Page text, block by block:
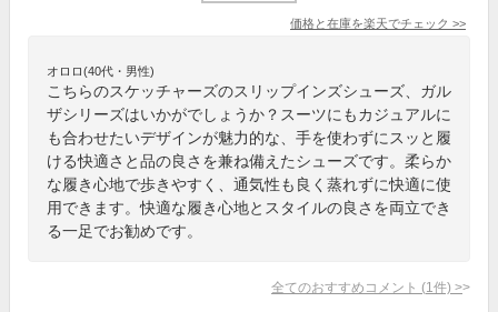
価格と在庫を楽天でチェック >>
オロロ(40代・男性)
こちらのスケッチャーズのスリップインズシューズ、ガル
ザシリーズはいかがでしょうか？スーツにもカジュアルに
も合わせたいデザインが魅力的な、手を使わずにスッと履
ける快適さと品の良さを兼ね備えたシューズです。柔らか
な履き心地で歩きやすく、通気性も良く蒸れずに快適に使
用できます。快適な履き心地とスタイルの良さを両立でき
る一足でお勧めです。
全てのおすすめコメント (1 件) >